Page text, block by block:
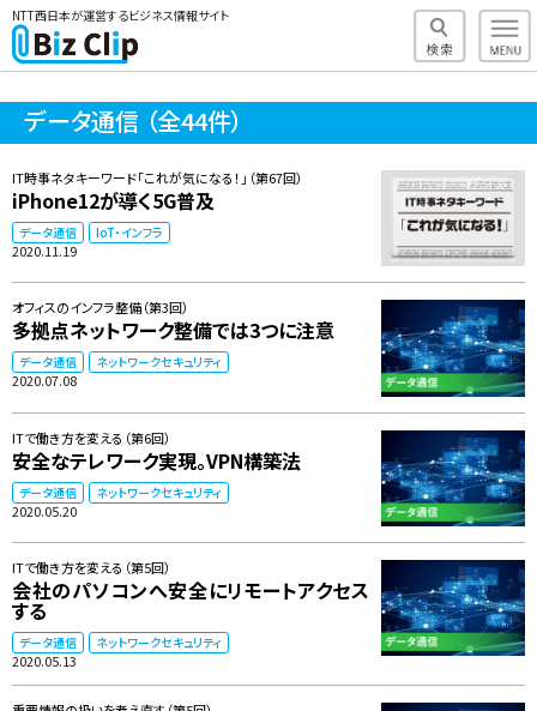
NTT西日本が運営するビジネス情報サイト
データ通信 （全44件）
IT時事ネタキーワード「これが気になる！」（第67回）
iPhone12が導く5G普及
データ通信 IoT・インフラ
2020.11.19
オフィスのインフラ整備（第3回）
多拠点ネットワーク整備では3つに注意
データ通信 ネットワークセキュリティ
2020.07.08
ITで働き方を変える（第6回）
安全なテレワーク実現。VPN構築法
データ通信 ネットワークセキュリティ
2020.05.20
ITで働き方を変える（第5回）
会社のパソコンへ安全にリモートアクセス
する
データ通信 ネットワークセキュリティ
2020.05.13